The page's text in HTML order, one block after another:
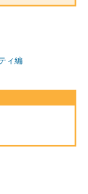
ィ編